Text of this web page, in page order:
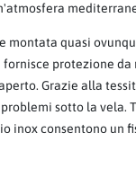
quasi
protezione
Grazie alla
sotto la
inox consentono un